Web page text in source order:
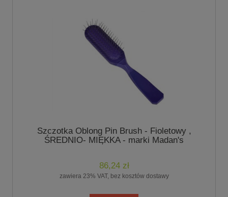
Szczotka Oblong Pin Brush - Fioletowy ,
ŚREDNIO- MIĘKKA - marki Madan's
86,24 zł
zawiera 23% VAT, bez kosztów dostawy